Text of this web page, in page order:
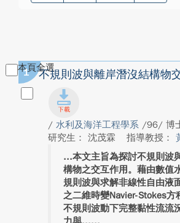
本頁全選
1 不規則波與離岸潛沒結構物
/ 水利及海洋工程學系 /96/ 博
研究生： 沈茂霖
指導教授：
本文主旨為探討不規則波
構物之交互作用。藉由數值
規則波與求解非線性自由液
之二維時變Navier-Stokes方
不規則波動下完整黏性流流